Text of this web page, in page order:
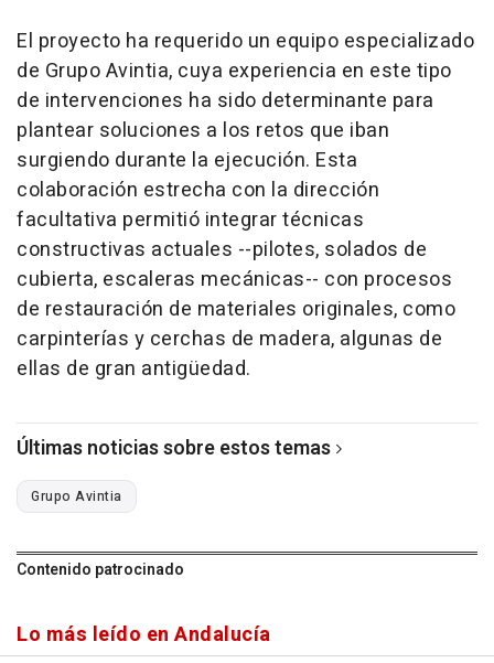
El proyecto ha requerido un equipo especializado
de Grupo Avintia, cuya experiencia en este tipo
de intervenciones ha sido determinante para
plantear soluciones a los retos que iban
surgiendo durante la ejecución. Esta
colaboración estrecha con la dirección
facultativa permitió integrar técnicas
constructivas actuales --pilotes, solados de
cubierta, escaleras mecánicas-- con procesos
de restauración de materiales originales, como
carpinterías y cerchas de madera, algunas de
ellas de gran antigüedad.
Últimas noticias sobre estos temas
Grupo Avintia
Contenido patrocinado
Lo más leído en Andalucía